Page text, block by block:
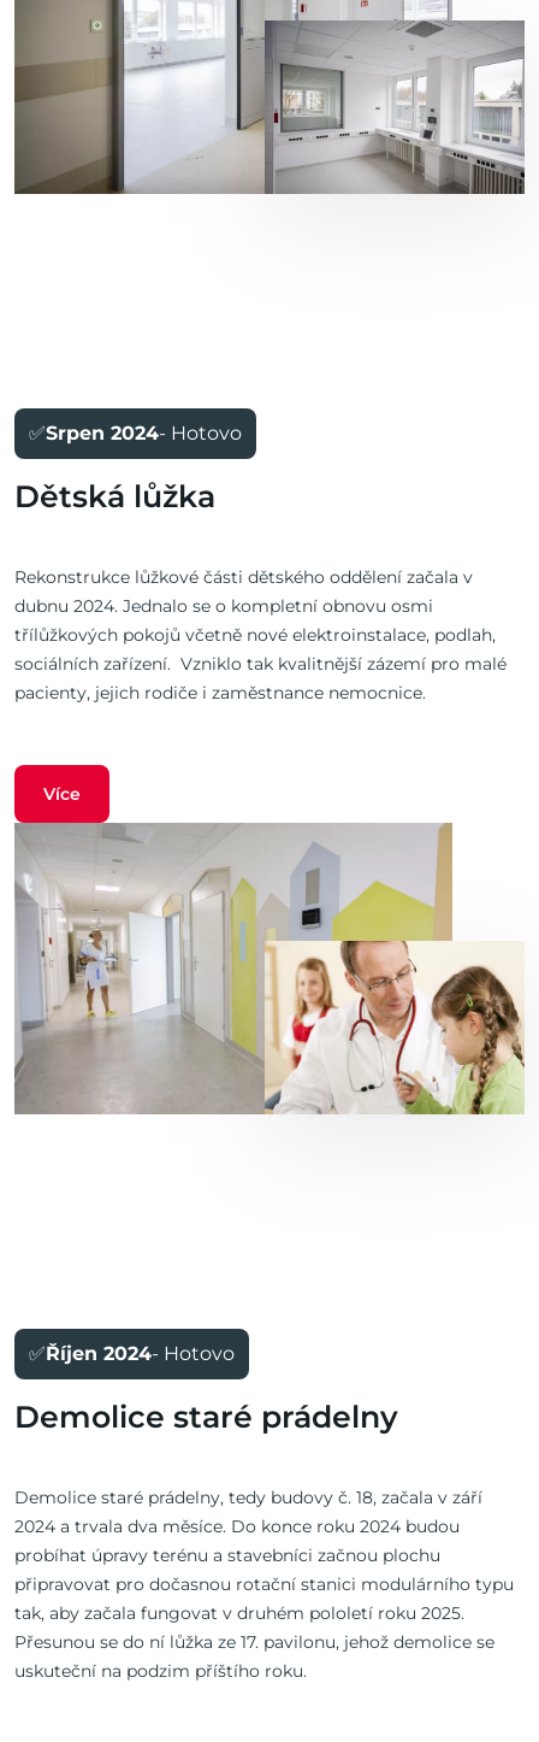
✅Srpen 2024- Hotovo
Dětská lůžka
Rekonstrukce lůžkové části dětského oddělení začala v
dubnu 2024. Jednalo se o kompletní obnovu osmi
třílůžkových pokojů včetně nové elektroinstalace, podlah,
sociálních zařízení. Vzniklo tak kvalitnější zázemí pro malé
pacienty, jejich rodiče i zaměstnance nemocnice.
Více
✅Říjen 2024- Hotovo
Demolice staré prádelny
Demolice staré prádelny, tedy budovy č. 18, začala v září
2024 a trvala dva měsíce. Do konce roku 2024 budou
probíhat úpravy terénu a stavebníci začnou plochu
připravovat pro dočasnou rotační stanici modulárního typu
tak, aby začala fungovat v druhém pololetí roku 2025.
Přesunou se do ní lůžka ze 17. pavilonu, jehož demolice se
uskuteční na podzim příštího roku.